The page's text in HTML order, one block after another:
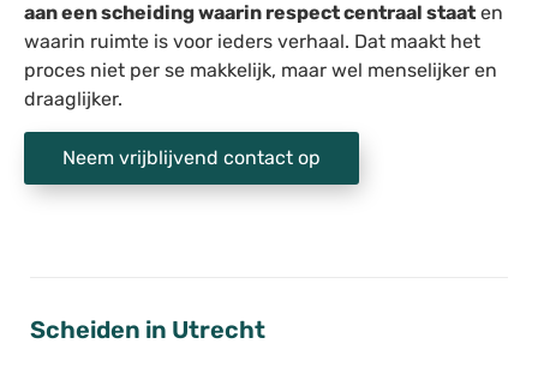
aan een scheiding waarin respect centraal staat en
waarin ruimte is voor ieders verhaal. Dat maakt het
proces niet per se makkelijk, maar wel menselijker en
draaglijker.
Neem vrijblijvend contact op
Scheiden in Utrecht